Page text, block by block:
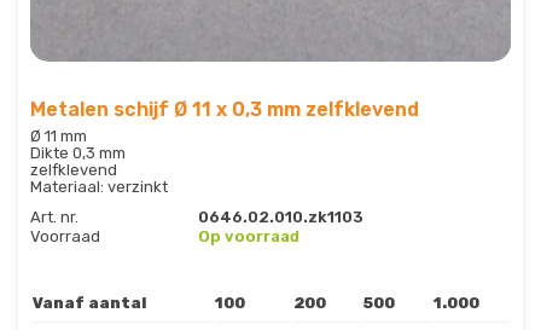
Metalen schijf Ø 11 x 0,3 mm zelfklevend
Ø 11 mm
Dikte 0,3 mm
zelfklevend
Materiaal: verzinkt
Art. nr.
0646.02.010.zk1103
Voorraad
Op voorraad
Vanaf aantal 100 200 500 1.000